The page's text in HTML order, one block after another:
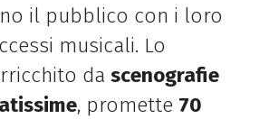
il pubblico con i loro
musicali. Lo
da scenografie
, promette 70